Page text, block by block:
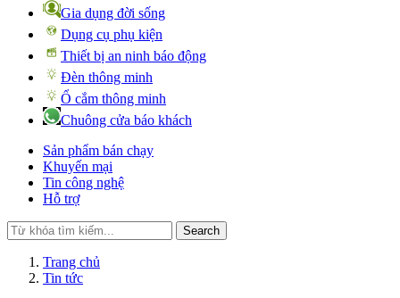
Gia dụng đời sống
Dụng cụ phụ kiện
Thiết bị an ninh báo động
Đèn thông minh
Ổ cắm thông minh
Chuông cửa báo khách
Sản phẩm bán chạy
Khuyến mại
Tin công nghệ
Hỗ trợ
Search
Trang chủ
Tin tức